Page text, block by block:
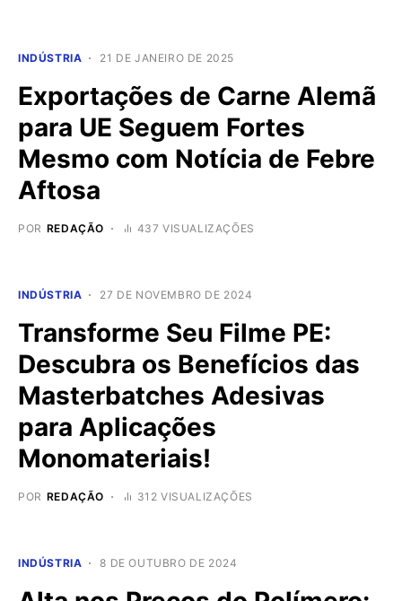
INDÚSTRIA 21 DE JANEIRO DE 2025
Exportações de Carne Alemã
para UE Seguem Fortes
Mesmo com Notícia de Febre
Aftosa
POR REDAÇÃO 437 VISUALIZAÇÕES
INDÚSTRIA 27 DE NOVEMBRO DE 2024
Transforme Seu Filme PE:
Descubra os Benefícios das
Masterbatches Adesivas
para Aplicações
Monomateriais!
POR REDAÇÃO 312 VISUALIZAÇÕES
INDÚSTRIA 8 DE OUTUBRO DE 2024